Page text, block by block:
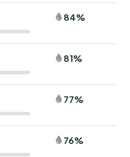
84%
81%
77%
76%